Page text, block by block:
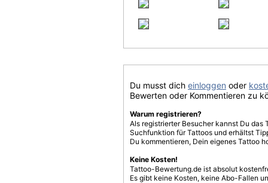
Du musst dich einloggen oder
Bewerten oder Kommentieren zu
Warum registrieren?
Als registrierter Besucher kannst Du
Suchfunktion für Tattoos und erhältst
Du kommentieren, Dein eigenes Tattoo
Keine Kosten!
Tattoo-Bewertung.de ist absolut
Es gibt keine Kosten, keine Abo-Fallen